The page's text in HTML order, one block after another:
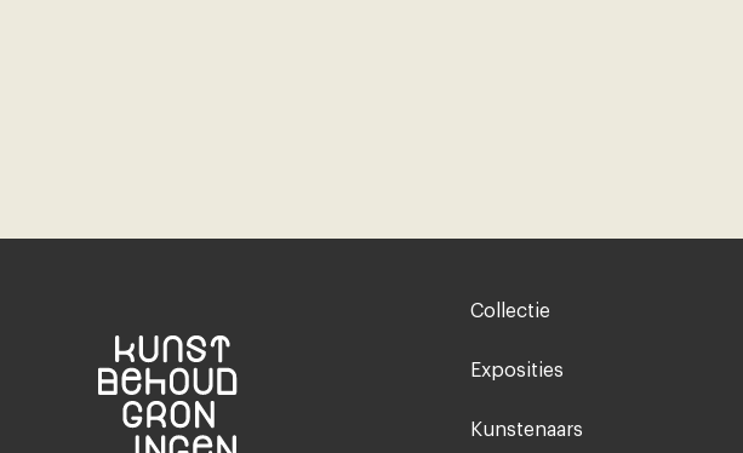
Footer-
Collectie
Exposities
Kunstenaars